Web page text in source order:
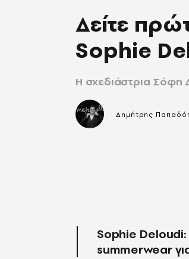
Δείτε
Sophie
Η σχεδιάστρια Σόφη
Δημήτρης
Sophie Deloudi:
summerwear